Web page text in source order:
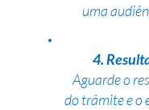
uma
4.
Aguarde o
do trâmite e o